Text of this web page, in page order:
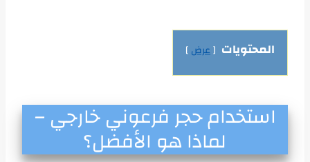
المحتويات عرض
استخدام حجر فرعوني خارجي –
لماذا هو الأفضل؟